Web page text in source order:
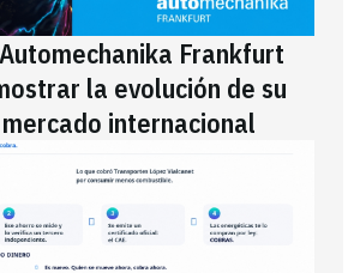
Frankfurt
la evolución de su
internacional